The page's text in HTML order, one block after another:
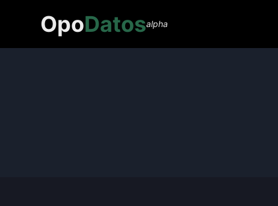
OpoDatosalpha